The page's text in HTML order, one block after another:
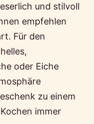
und stilvoll
empfehlen
Für den
oder Eiche
zu einem
immer